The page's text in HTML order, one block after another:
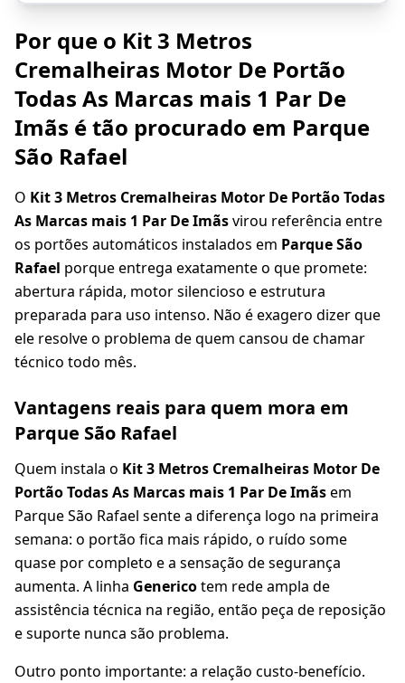
Por que o Kit 3 Metros
Cremalheiras Motor De Portão
Todas As Marcas mais 1 Par De
Imãs é tão procurado em Parque
São Rafael
O Kit 3 Metros Cremalheiras Motor De Portão Todas
As Marcas mais 1 Par De Imãsvirou referência entre
os portões automáticos instalados em Parque São
Rafael porque entrega exatamente o que promete:
abertura rápida, motor silencioso e estrutura
preparada para uso intenso. Não é exagero dizer que
ele resolve o problema de quem cansou de chamar
técnico todo mês.
Vantagens reais para quem mora em
Parque São Rafael
Quem instala o Kit 3 Metros Cremalheiras Motor De
Portão Todas As Marcas mais 1 Par De Imãsem
Parque São Rafael sente a diferença logo na primeira
semana: o portão fica mais rápido, o ruído some
quase por completo e a sensação de segurança
aumenta. A linha Genericotem rede ampla de
assistência técnica na região, então peça de reposição
e suporte nunca são problema.
Outro ponto importante: a relação custo-benefício.